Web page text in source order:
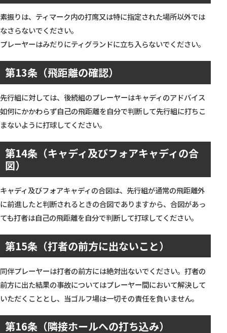
素振りは、ティマーク内の打席又は特に指定された場所以外では
なさらないでください。
プレーヤーはみだりにティグランドに立ち入らないでください。
第13条（飛距離の確認）
先行組に対しては、後続組のプレーヤーはキャディのアドバイス
如何にかかわらず自己の飛距離を自分で判断して先行組に打ちこ
まないように打球してください。
第14条（キャディ及びフォアキャディの合
図）
キャディ及びフォアキャディの合図は、先行組が通常の飛距離外
に前進したと判断されるときの合図でありますから、合図があっ
ても打者は自己の飛距離を自分で判断して打球してください。
第15条（打者の前方に出ないこと）
同伴プレーヤーは打者の前方には絶対出ないでください。打者の
前方に出た結果の事故についてはプレーヤー間において解決して
いただくこととし、当ゴルフ場は一切その責任を負いません。
第16条（隣接ホールへの打ち込み）